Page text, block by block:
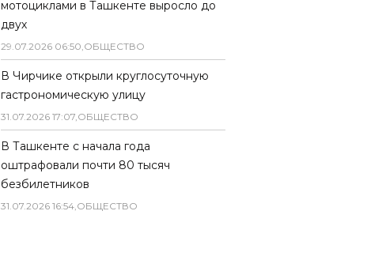
мотоциклами в Ташкенте выросло до
двух
29.07.2026 06:50,ОБЩЕСТВО
В Чирчике открыли круглосуточную
гастрономическую улицу
31.07.2026 17:07,ОБЩЕСТВО
В Ташкенте с начала года
оштрафовали почти 80 тысяч
безбилетников
31.07.2026 16:54,ОБЩЕСТВО